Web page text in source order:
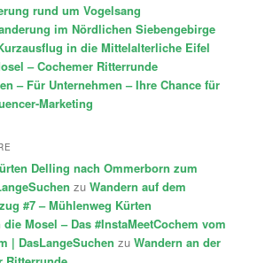
rund um Vogelsang
im Nördlichen Siebengebirge
in die Mittelalterliche Eifel
– Cochemer Ritterrunde
– Für Unternehmen – Ihre Chance für
Marketing
Delling nach Ommerborn zum
zuWandern auf dem
#7 – Mühlenweg Kürten
Mosel – Das #InstaMeetCochem vom
| DasLangeSuchen zuWandern an der